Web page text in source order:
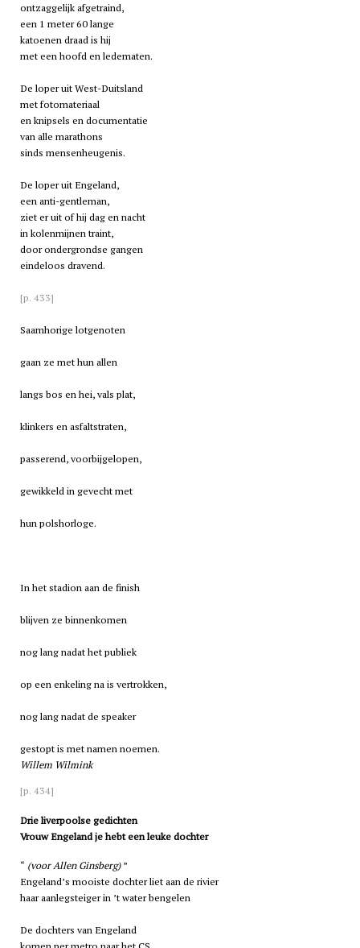
ontzaggelijk afgetraind,
een 1 meter 60 lange
katoenen draad is hij
met een hoofd en ledematen.
De loper uit West-Duitsland
met fotomateriaal
en knipsels en documentatie
van alle marathons
sinds mensenheugenis.
De loper uit Engeland,
een anti-gentleman,
ziet er uit of hij dag en nacht
in kolenmijnen traint,
door ondergrondse gangen
eindeloos dravend.
[p. 433]
Saamhorige lotgenoten
gaan ze met hun allen
langs bos en hei, vals plat,
klinkers en asfaltstraten,
passerend, voorbijgelopen,
gewikkeld in gevecht met
hun polshorloge.
In het stadion aan de finish
blijven ze binnenkomen
nog lang nadat het publiek
op een enkeling na is vertrokken,
nog lang nadat de speaker
gestopt is met namen noemen.
Willem Wilmink
[p. 434]
Drie liverpoolse gedichten
Vrouw Engeland je hebt een leuke dochter
(voor Allen Ginsberg)
Engeland’s mooiste dochter liet aan de rivier
haar aanlegsteiger in ’t water bengelen
De dochters van Engeland